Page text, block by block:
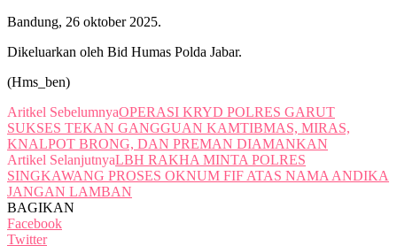
Bandung, 26 oktober 2025.
Dikeluarkan oleh Bid Humas Polda Jabar.
(Hms_ben)
Aritkel SebelumnyaOPERASI KRYD POLRES GARUT
SUKSES TEKAN GANGGUAN KAMTIBMAS, MIRAS,
KNALPOT BRONG, DAN PREMAN DIAMANKAN
Artikel SelanjutnyaLBH RAKHA MINTA POLRES
SINGKAWANG PROSES OKNUM FIF ATAS NAMA ANDIKA
JANGAN LAMBAN
BAGIKAN
Facebook
Twitter